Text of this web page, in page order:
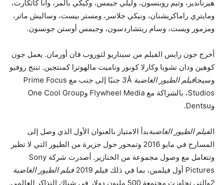
هيرنانديز، وتيم روبنسون، وليلي جيمس، وكيكي بالمر، وآنا كاثكارت،
ومايتري راماكريشنان، ونيكي جلاسر، ومستر بيست، وساليش ماتر،
ومزمور ويست، وسام ريتشاردسون، وجيمس أوستن جونسون.
أخرج جون رايس الفيلم من سيناريو لثوروب فان أورمان. يعمل جون
كوهين ودان تشوبا وكارلا كونور وناميت مالهوترا كمنتجين. تنتج روفيو
وسيجافيلم الطيور الغاضبة 3
Â جنبًا إلى جنب مع Prime Focus
Studios، بالشراكة مع Flywheel Media وOne Cool Group
وDentsu.
الفيلم الطيور الغاضبةبدأ الامتياز بالعنوان الأول الذي وصل إلى
المسارح في مايو 2016 وتمحور حول جزيرة من الطيور التي لا تطير
وتتعامل مع وصول مجموعة من الخنازير. أصدرت شركة Sony
Pictures أول فيلمين، بما في ذلك فيلم 2019
فيلم الطيور الغاضبة
2والتي تجاوزت مجتمعة 500 مليون دولار في شباك التذاكر العالمي.